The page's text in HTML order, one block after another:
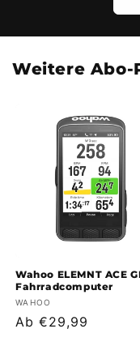
Weitere Abo-
Wahoo ELEMNT ACE
Fahrradcomputer
Anbieter:
WAHOO
Normaler
Ab €29,99